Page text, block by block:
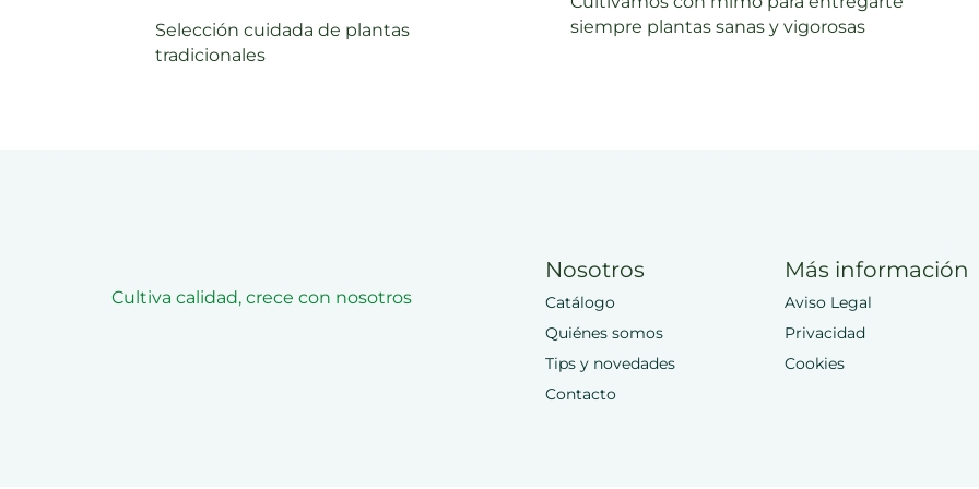
Selección cuidada de plantas
tradicionales
siempre plantas sanas y vigorosas
Cultiva calidad, crece con nosotros
Nosotros
Catálogo
Quiénes somos
Tips y novedades
Contacto
Más información
Aviso Legal
Privacidad
Cookies